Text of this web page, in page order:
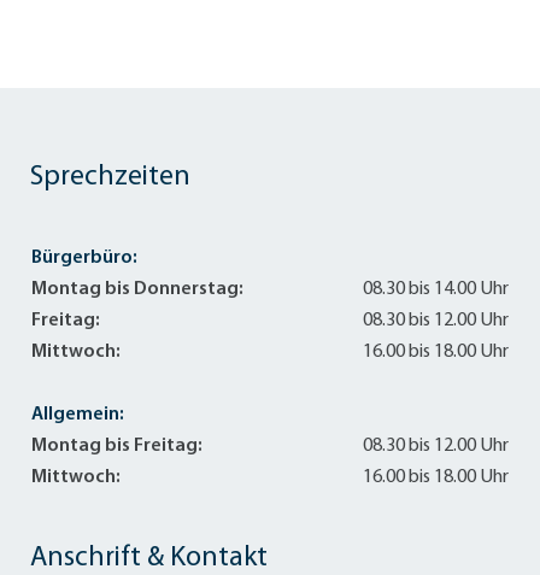
Anschrift & Kontakt
Sprechzeiten
Bürgerbüro:
Montag bis Donnerstag:
08.30 bis 14.00 Uhr
Freitag:
08.30 bis 12.00 Uhr
Mittwoch:
16.00 bis 18.00 Uhr
Allgemein:
Montag bis Freitag:
08.30 bis 12.00 Uhr
Mittwoch:
16.00 bis 18.00 Uhr